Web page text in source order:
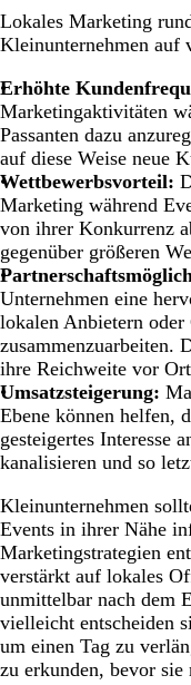
Lokales Marketing
Kleinunternehmen auf
Erhöhte
Marketingaktivitäten
Passanten dazu
auf diese Weise neue
Wettbewerbsvorteil:
Marketing während
von ihrer Konkurrenz
gegenüber größeren
Unternehmen eine
lokalen Anbietern oder
zusammenzuarbeiten.
ihre Reichweite vor
Umsatzsteigerung:
Ebene können helfen,
gesteigertes Interesse
kanalisieren und so
Kleinunternehmen
Events in ihrer Nähe
Marketingstrategien
verstärkt auf lokales
unmittelbar nach dem
vielleicht entscheiden
um einen Tag zu
zu erkunden, bevor sie